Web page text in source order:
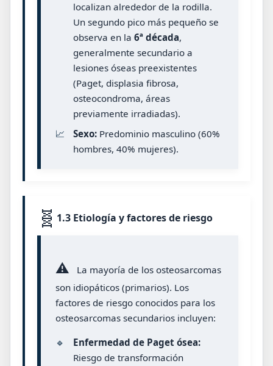
localizan alrededor de la rodilla.
Un segundo pico más pequeño se
observa en la 6ª década,
generalmente secundario a
lesiones óseas preexistentes
(Paget, displasia fibrosa,
osteocondroma, áreas
previamente irradiadas).
📈
Sexo:Predominio masculino (60%
hombres, 40% mujeres).
🧬 1.3 Etiología y factores de riesgo
⚠️
La mayoría de los osteosarcomas
son idiopáticos (primarios). Los
factores de riesgo conocidos para los
osteosarcomas secundarios incluyen:
🔹
Enfermedad de Paget ósea:
Riesgo de transformación